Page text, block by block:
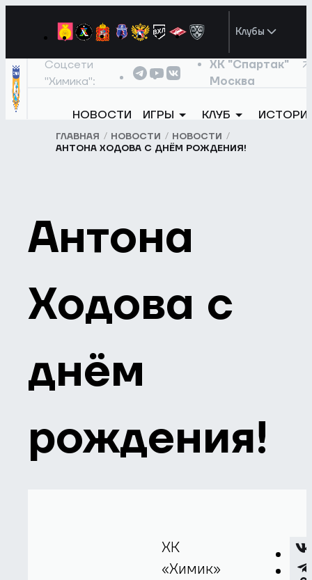
Клубы
Соцсети
"Химика":
ХК "Спартак"
Москва
НОВОСТИ ИГРЫ КЛУБ
ГЛАВНАЯ НОВОСТИ
НОВОСТИ
АНТОНА ХОДОВА С ДНЁМ РОЖДЕНИЯ!
Антона
Ходова с
днём
рождения!
ХК
«Химик»